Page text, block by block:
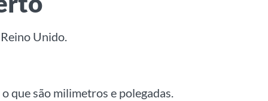
Unido.
que são milimetros e polegadas.